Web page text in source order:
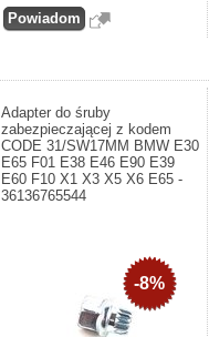
Adapter do śruby
zabezpieczającej z kodem
CODE 31/SW17MM BMW E30
E65 F01 E38 E46 E90 E39
E60 F10 X1 X3 X5 X6 E65 -
36136765544
-8%